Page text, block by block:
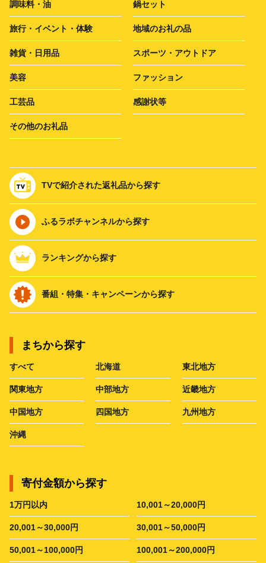
調味料・油 鍋セット
旅行・イベント・体験 地域のお礼の品
雑貨・日用品 スポーツ・アウトドア
美容 ファッション
工芸品 感謝状等
その他のお礼品
TVで紹介された返礼品から探す
ふるラボチャンネルから探す
ランキングから探す
番組・特集・キャンペーンから探す
まちから探す
すべて 北海道 東北地方
関東地方 中部地方 近畿地方
中国地方 四国地方 九州地方
沖縄
寄付金額から探す
1万円以内 10,001～20,000円
20,001～30,000円 30,001～50,000円
50,001～100,000円 100,001～200,000円